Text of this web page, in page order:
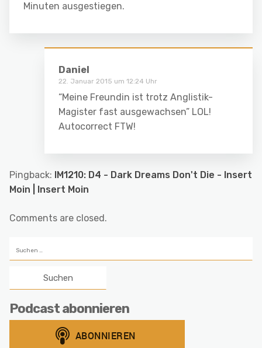
Minuten ausgestiegen.
Daniel
22. Januar 2015 um 12:24 Uhr
“Meine Freundin ist trotz Anglistik-
Magister fast ausgewachsen” LOL!
Autocorrect FTW!
Pingback:
IM1210: D4 - Dark Dreams Don't Die - Insert
Moin | Insert Moin
Comments are closed.
nach:
Podcast abonnieren